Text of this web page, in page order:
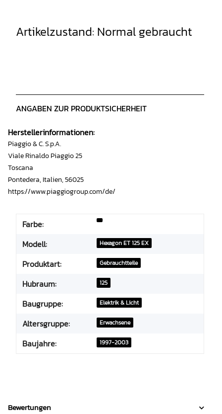
Artikelzustand: Normal gebraucht
ANGABEN ZUR PRODUKTSICHERHEIT
Herstellerinformationen:
Piaggio & C. S.p.A.
Viale Rinaldo Piaggio 25
Toscana
Pontedera, Italien, 56025
https://www.piaggiogroup.com/de/
Farbe:
Modell:
Hexagon ET 125 EX
Produktart: Gebrauchtteile
Hubraum: 125
Baugruppe: Elektrik & Licht
Altersgruppe: Erwachsene
Baujahre: 1997-2003
Bewertungen